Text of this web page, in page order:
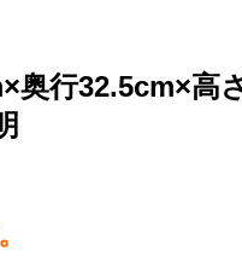
行32.5cm×高